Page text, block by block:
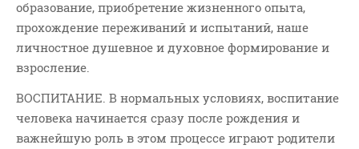
образование, приобретение жизненного опыта,
прохождение переживаний и испытаний, наше
личностное душевное и духовное формирование и
взросление.
ВОСПИТАНИЕ. В нормальных условиях, воспитание
человека начинается сразу после рождения и
важнейшую роль в этом процессе играют родители